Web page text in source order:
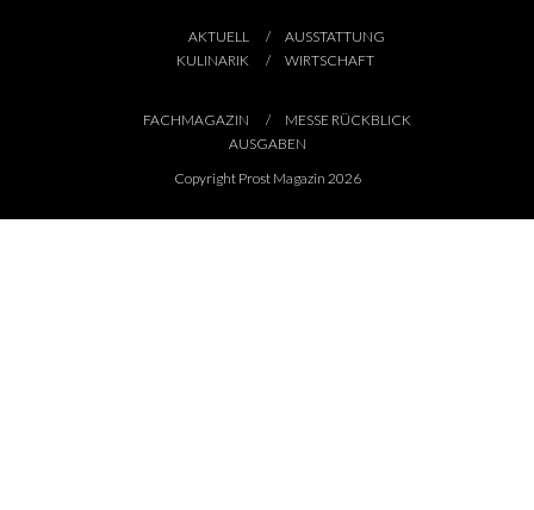
AKTUELL
AUSSTATTUNG
KULINARIK
WIRTSCHAFT
FACHMAGAZIN
MESSE RÜCKBLICK
AUSGABEN
Copyright Prost Magazin 2026